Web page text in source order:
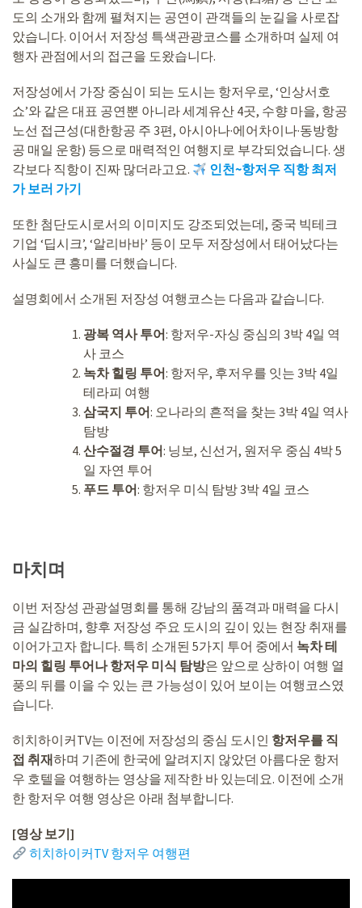
도의 소개와 함께 펼쳐지는 공연이 관객들의 눈길을 사로잡
았습니다. 이어서 저장성 특색관광코스를 소개하며 실제 여
행자 관점에서의 접근을 도왔습니다.
저장성에서 가장 중심이 되는 도시는 항저우로, ‘인상서호
쇼’와 같은 대표 공연뿐 아니라 세계유산 4곳, 수향 마을, 항공
노선 접근성(대한항공 주 3편, 아시아나·에어차이나·동방항
공 매일 운항) 등으로 매력적인 여행지로 부각되었습니다. 생
각보다 직항이 진짜 많더라고요.
인천~항저우 직항 최저
가 보러 가기
또한 첨단도시로서의 이미지도 강조되었는데, 중국 빅테크
기업 ‘딥시크’, ‘알리바바’ 등이 모두 저장성에서 태어났다는
사실도 큰 흥미를 더했습니다.
설명회에서 소개된 저장성 여행코스는 다음과 같습니다.
광복 역사 투어: 항저우-자싱 중심의 3박 4일 역
사 코스
녹차 힐링 투어: 항저우, 후저우를 잇는 3박 4일
테라피 여행
삼국지 투어: 오나라의 흔적을 찾는 3박 4일 역사
탐방
산수절경 투어: 닝보, 신선거, 원저우 중심 4박 5
일 자연 투어
푸드 투어: 항저우 미식 탐방 3박 4일 코스
마치며
이번 저장성 관광설명회를 통해 강남의 품격과 매력을 다시
금 실감하며, 향후 저장성 주요 도시의 깊이 있는 현장 취재를
이어가고자 합니다. 특히 소개된 5가지 투어 중에서 녹차 테
마의 힐링 투어나 항저우 미식 탐방은 앞으로 상하이 여행 열
풍의 뒤를 이을 수 있는 큰 가능성이 있어 보이는 여행코스였
습니다.
히치하이커TV는 이전에 저장성의 중심 도시인 항저우를 직
접 취재하며 기존에 한국에 알려지지 않았던 아름다운 항저
우 호텔을 여행하는 영상을 제작한 바 있는데요. 이전에 소개
한 항저우 여행 영상은 아래 첨부합니다.
[영상 보기]
히치하이커TV 항저우 여행편